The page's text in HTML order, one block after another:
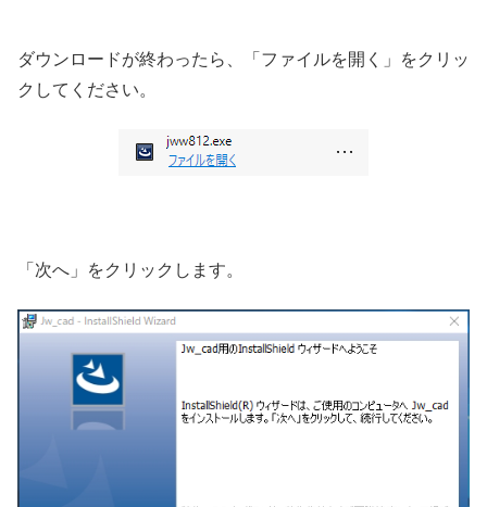
ダウンロードが終わったら、「ファイルを開く」をクリッ
クしてください。
「次へ」をクリックします。